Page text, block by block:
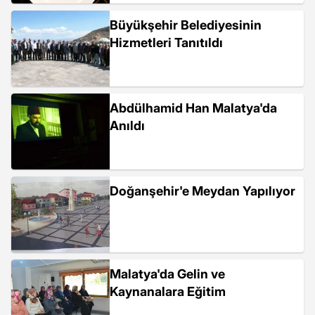
Büyükşehir Belediyesinin
Hizmetleri Tanıtıldı
Abdülhamid Han Malatya'da
Anıldı
Doğanşehir'e Meydan Yapılıyor
Malatya'da Gelin ve
Kaynanalara Eğitim